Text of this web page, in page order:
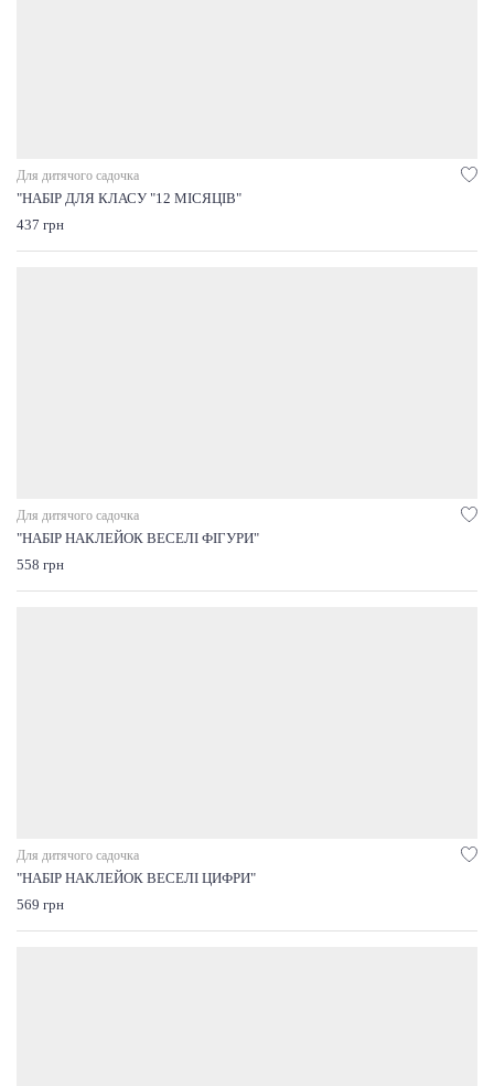
Для дитячого садочка
"НАБІР ДЛЯ КЛАСУ "12 МІСЯЦІВ"
437 грн
Для дитячого садочка
"НАБІР НАКЛЕЙОК ВЕСЕЛІ ФІГУРИ"
558 грн
Для дитячого садочка
"НАБІР НАКЛЕЙОК ВЕСЕЛІ ЦИФРИ"
569 грн